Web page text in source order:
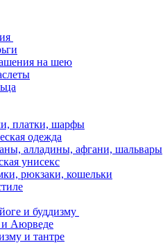
на шею
платки, шарфы
одежда
алладины, афгани, шальвары
унисекс
рюкзаки, кошельки
и буддизму
Аюрведе
и тантре